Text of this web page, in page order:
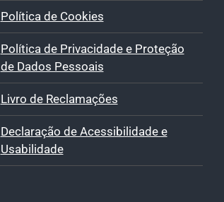
Política de Cookies
Política de Privacidade e Proteção
de Dados Pessoais
Livro de Reclamações
Declaração de Acessibilidade e
Usabilidade